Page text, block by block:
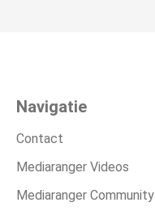
Navigatie
Contact
Mediaranger Videos
Mediaranger Community